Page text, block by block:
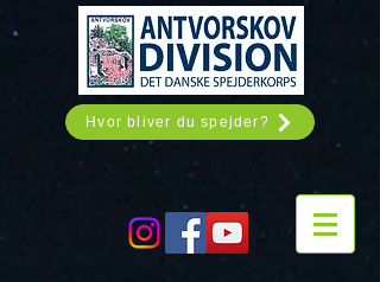
Hvor bliver du spejder?